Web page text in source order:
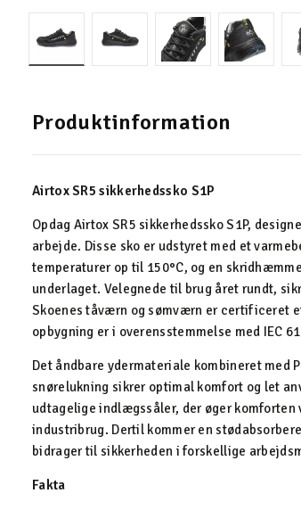
Produktinformation
Airtox SR5 sikkerhedssko S1P
Opdag Airtox SR5 sikkerhedssko S1P,
arbejde. Disse sko er udstyret med et
temperaturer op til 150°C, og en
underlaget. Velegnede til brug året rundt,
Skoenes tåværn og sømværn er certificeret
opbygning er i overensstemmelse med IEC
Det åndbare ydermateriale kombineret med
snørelukning sikrer optimal komfort og let
udtagelige indlægssåler, der øger
industribrug. Dertil kommer en
bidrager til sikkerheden i forskellige
Fakta